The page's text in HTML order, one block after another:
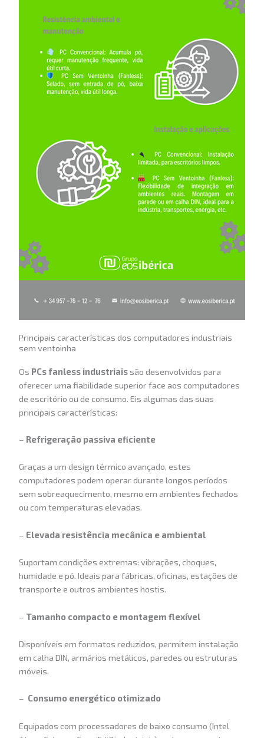
Principais características dos computadores industriais
sem ventoinha
Os PCs fanless industriaissão desenvolvidos para
oferecer uma fiabilidade superior face aos computadores
de escritório ou de consumo. Eis algumas das suas
principais características:
– Refrigeração passiva eficiente
Graças a um design térmico avançado, estes
computadores podem operar durante longos períodos
sem sobreaquecimento, mesmo em ambientes fechados
ou com temperaturas elevadas.
– Elevada resistência mecânica e ambiental
Suportam condições extremas: vibrações, choques,
humidade e pó. Ideais para fábricas, oficinas, estações de
transporte e outros ambientes hostis.
– Tamanho compacto e montagem flexível
Disponíveis em formatos reduzidos, permitem instalação
em calha DIN, armários metálicos, paredes ou estruturas
móveis.
– Consumo energético otimizado
Equipados com processadores de baixo consumo (Intel